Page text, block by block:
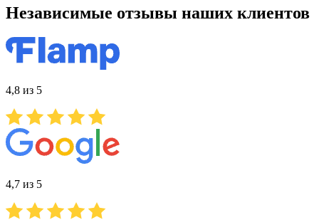
Независимые отзывы наших клиентов
4,8 из 5
4,7 из 5